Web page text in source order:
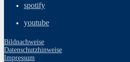
spotify
youtube
Bildnachweise
Datenschutzhinweise
Impressum